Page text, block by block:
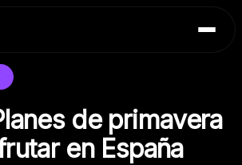
de primavera
en España